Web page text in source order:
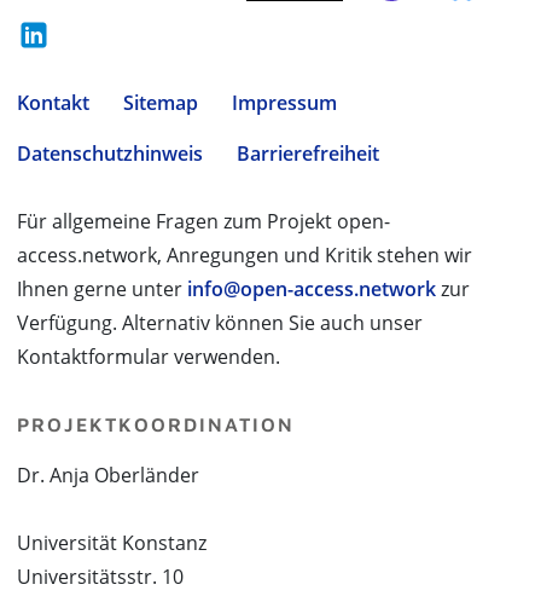
Kontakt Sitemap
Impressum
Datenschutzhinweis
Barrierefreiheit
Für allgemeine Fragen zum Projekt open-
access.network, Anregungen und Kritik stehen wir
Ihnen gerne unter info@open-access.networkzur
Verfügung. Alternativ können Sie auch unser
Kontaktformular verwenden.
PROJEKTKOORDINATION
Dr. Anja Oberländer
Universität Konstanz
Universitätsstr. 10